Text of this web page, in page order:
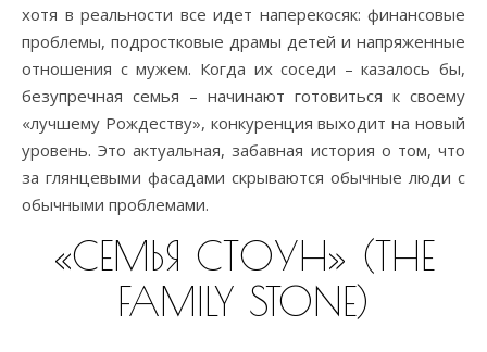
хотя в реальности все идет наперекосяк: финансовые
проблемы, подростковые драмы детей и напряженные
отношения с мужем. Когда их соседи – казалось бы,
безупречная семья – начинают готовиться к своему
«лучшему Рождеству», конкуренция выходит на новый
уровень. Это актуальная, забавная история о том, что
за глянцевыми фасадами скрываются обычные люди с
обычными проблемами.
«СЕМЬЯ СТОУН» (THE
FAMILY STONE)